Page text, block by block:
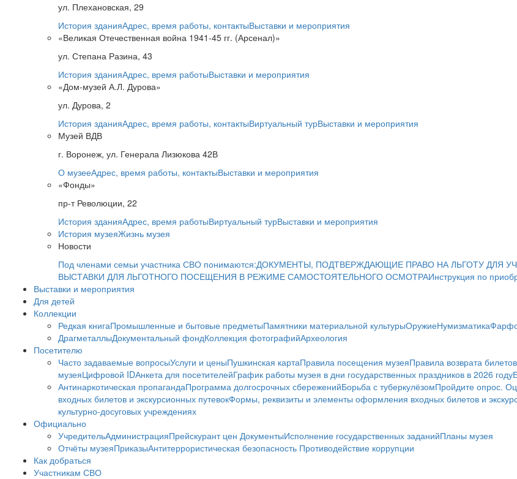
ул. Плехановская, 29
История зданияАдрес, время работы, контактыВыставки и мероприятия
«Великая Отечественная война 1941-45 гг. (Арсенал)»
ул. Степана Разина, 43
История зданияАдрес, время работыВыставки и мероприятия
«Дом-музей А.Л. Дурова»
ул. Дурова, 2
История зданияАдрес, время работы, контактыВиртуальный турВыставки и мероприятия
Музей ВДВ
г. Воронеж, ул. Генерала Лизюкова 42В
О музееАдрес, время работы, контактыВыставки и мероприятия
«Фонды»
пр-т Революции, 22
История зданияАдрес, время работыВиртуальный турВыставки и мероприятия
История музеяЖизнь музея
Новости
Под членами семьи участника СВО понимаются:ДОКУМЕНТЫ, ПОДТВЕРЖДАЮЩИЕ ПРАВО НА ЛЬГОТУ ДЛЯ
ВЫСТАВКИ ДЛЯ ЛЬГОТНОГО ПОСЕЩЕНИЯ В РЕЖИМЕ САМОСТОЯТЕЛЬНОГО ОСМОТРАИнструкция по
Выставки и мероприятия
Для детей
Коллекции
Редкая книгаПромышленные и бытовые предметыПамятники материальной культурыОружиеНумизматика
ДрагметаллыДокументальный фондКоллекция фотографийАрхеология
Посетителю
Часто задаваемые вопросыУслуги и ценыПушкинская картаПравила посещения музеяПравила возврата
музеяЦифровой IDАнкета для посетителейГрафик работы музея в дни государственных праздников в 2026 году
Антинаркотическая пропагандаПрограмма долгосрочных сбереженийБорьба с туберкулёзомПройдите опрос.
входных билетов и экскурсионных путевокФормы, реквизиты и элементы оформления входных билетов и
культурно-досуговых учреждениях
Официально
УчредительАдминистрацияПрейскурант цен ДокументыИсполнение государственных заданийПланы музея
Отчёты музеяПриказыАнтитеррористическая безопасность Противодействие коррупции
Как добраться
Участникам СВО